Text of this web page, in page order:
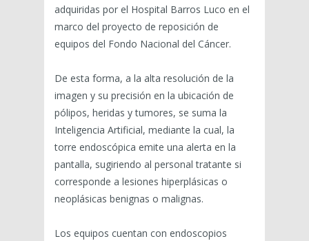
adquiridas por el Hospital Barros Luco en el
marco del proyecto de reposición de
equipos del Fondo Nacional del Cáncer.
De esta forma, a la alta resolución de la
imagen y su precisión en la ubicación de
pólipos, heridas y tumores, se suma la
Inteligencia Artificial, mediante la cual, la
torre endoscópica emite una alerta en la
pantalla, sugiriendo al personal tratante si
corresponde a lesiones hiperplásicas o
neoplásicas benignas o malignas.
Los equipos cuentan con endoscopios